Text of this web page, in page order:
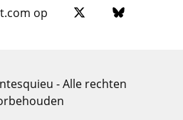
op
- Alle rechten